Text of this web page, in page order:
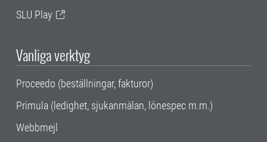
SLU Play
Vanliga verktyg
Proceedo (beställningar, fakturor)
Primula (ledighet, sjukanmälan, lönespec m.m.)
Webbmejl